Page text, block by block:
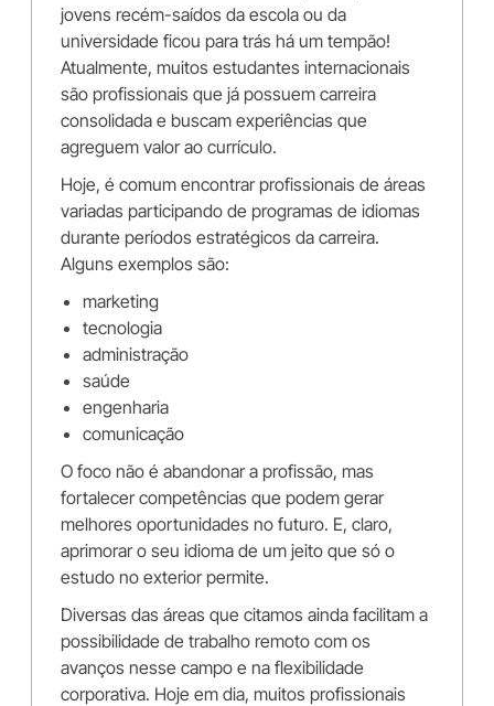
jovens recém-saídos da escola ou da
universidade ficou para trás há um tempão!
Atualmente, muitos estudantes internacionais
são profissionais que já possuem carreira
consolidada e buscam experiências que
agreguem valor ao currículo.
Hoje, é comum encontrar profissionais de áreas
variadas participando de programas de idiomas
durante períodos estratégicos da carreira.
Alguns exemplos são:
marketing
tecnologia
administração
saúde
engenharia
comunicação
O foco não é abandonar a profissão, mas
fortalecer competências que podem gerar
melhores oportunidades no futuro. E, claro,
aprimorar o seu idioma de um jeito que só o
estudo no exterior permite.
Diversas das áreas que citamos ainda facilitam a
possibilidade de trabalho remoto com os
avanços nesse campo e na flexibilidade
corporativa. Hoje em dia, muitos profissionais